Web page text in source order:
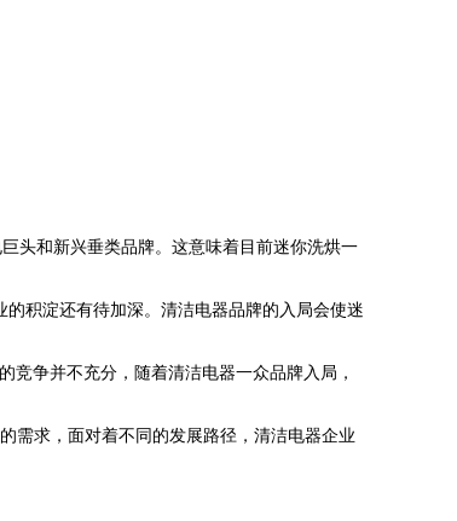
头和新兴垂类品牌。这意味着目前迷你洗烘一
积淀还有待加深。清洁电器品牌的入局会使迷
争并不充分，随着清洁电器一众品牌入局，
求，面对着不同的发展路径，清洁电器企业